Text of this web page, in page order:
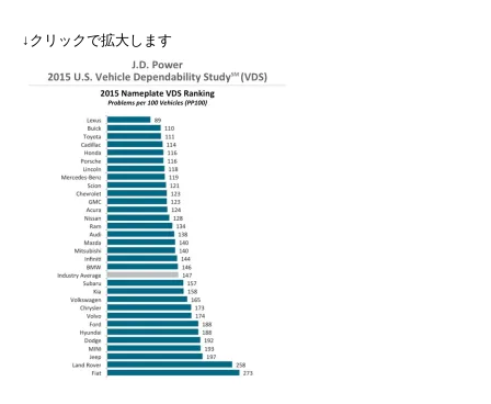
↓クリックで拡大します